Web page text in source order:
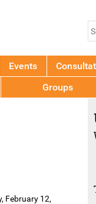
February 12,
Events
Groups